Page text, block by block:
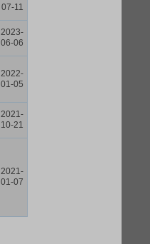
07-11
2023-
06-06
2022-
01-05
2021-
10-21
2021-
01-07